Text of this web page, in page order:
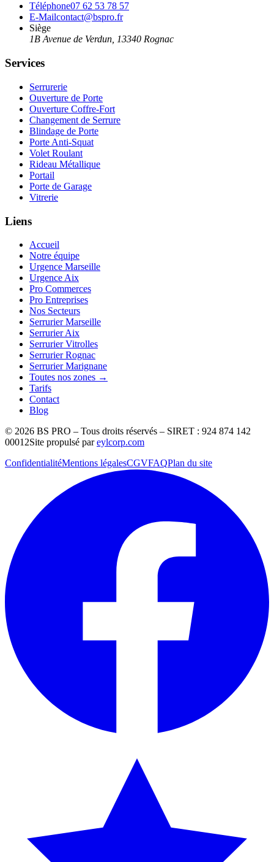
Téléphone07 62 53 78 57
E-Mailcontact@bspro.fr
Siège
1B Avenue de Verdun, 13340 Rognac
Services
Serrurerie
Ouverture de Porte
Ouverture Coffre-Fort
Changement de Serrure
Blindage de Porte
Porte Anti-Squat
Volet Roulant
Rideau Métallique
Portail
Porte de Garage
Vitrerie
Liens
Accueil
Notre équipe
Urgence Marseille
Urgence Aix
Pro Commerces
Pro Entreprises
Nos Secteurs
Serrurier Marseille
Serrurier Aix
Serrurier Vitrolles
Serrurier Rognac
Serrurier Marignane
Toutes nos zones →
Tarifs
Contact
Blog
© 2026 BS PRO – Tous droits réservés – SIRET : 924 874 142
00012Site propulsé par eylcorp.com
ConfidentialitéMentions légalesCGVFAQPlan du site